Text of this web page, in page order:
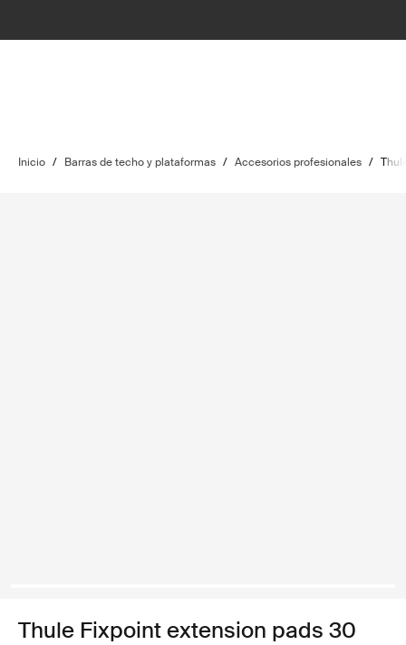
Inicio / Barras de techo y plataformas / Accesorios profesionales /
Thule Fixpoint extension pads 30